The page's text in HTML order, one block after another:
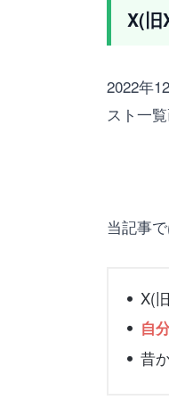
X(旧
2022年
スト一
当記事
X(
自
昔